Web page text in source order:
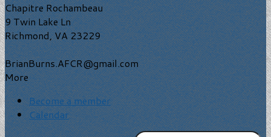
Chapitre Rochambeau
9 Twin Lake Ln
Richmond, VA 23229
BrianBurns.AFCR@gmail.com
More
Become a member
Calendar